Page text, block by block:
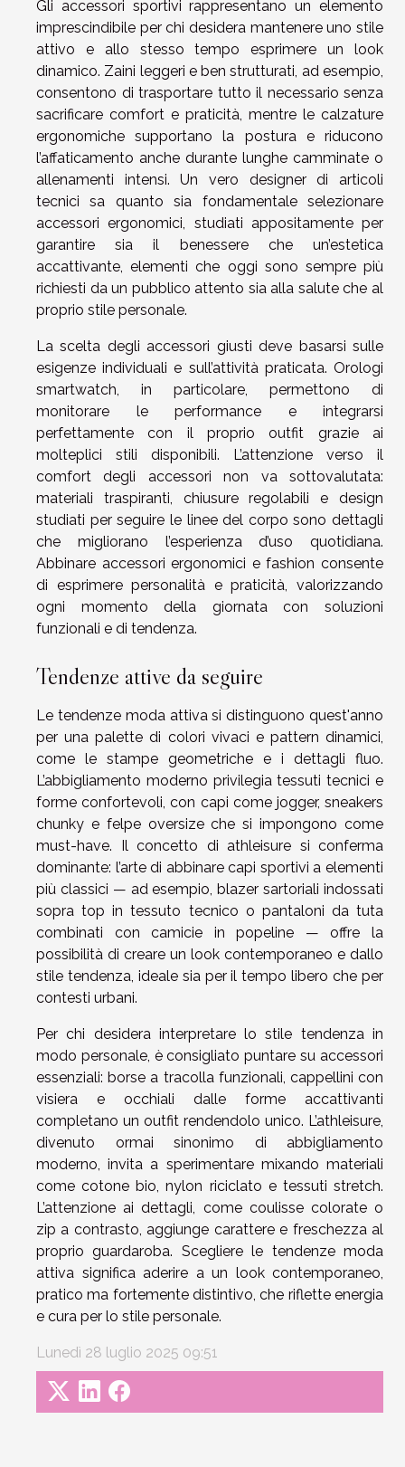
Gli accessori sportivi rappresentano un elemento
imprescindibile per chi desidera mantenere uno stile
attivo e allo stesso tempo esprimere un look
dinamico. Zaini leggeri e ben strutturati, ad esempio,
consentono di trasportare tutto il necessario senza
sacrificare comfort e praticità, mentre le calzature
ergonomiche supportano la postura e riducono
l’affaticamento anche durante lunghe camminate o
allenamenti intensi. Un vero designer di articoli
tecnici sa quanto sia fondamentale selezionare
accessori ergonomici, studiati appositamente per
garantire sia il benessere che un’estetica
accattivante, elementi che oggi sono sempre più
richiesti da un pubblico attento sia alla salute che al
proprio stile personale.
La scelta degli accessori giusti deve basarsi sulle
esigenze individuali e sull’attività praticata. Orologi
smartwatch, in particolare, permettono di
monitorare le performance e integrarsi
perfettamente con il proprio outfit grazie ai
molteplici stili disponibili. L’attenzione verso il
comfort degli accessori non va sottovalutata:
materiali traspiranti, chiusure regolabili e design
studiati per seguire le linee del corpo sono dettagli
che migliorano l’esperienza d’uso quotidiana.
Abbinare accessori ergonomici e fashion consente
di esprimere personalità e praticità, valorizzando
ogni momento della giornata con soluzioni
funzionali e di tendenza.
Tendenze attive da seguire
Le tendenze moda attiva si distinguono quest'anno
per una palette di colori vivaci e pattern dinamici,
come le stampe geometriche e i dettagli fluo.
L’abbigliamento moderno privilegia tessuti tecnici e
forme confortevoli, con capi come jogger, sneakers
chunky e felpe oversize che si impongono come
must-have. Il concetto di athleisure si conferma
dominante: l’arte di abbinare capi sportivi a elementi
più classici — ad esempio, blazer sartoriali indossati
sopra top in tessuto tecnico o pantaloni da tuta
combinati con camicie in popeline — offre la
possibilità di creare un look contemporaneo e dallo
stile tendenza, ideale sia per il tempo libero che per
contesti urbani.
Per chi desidera interpretare lo stile tendenza in
modo personale, è consigliato puntare su accessori
essenziali: borse a tracolla funzionali, cappellini con
visiera e occhiali dalle forme accattivanti
completano un outfit rendendolo unico. L’athleisure,
divenuto ormai sinonimo di abbigliamento
moderno, invita a sperimentare mixando materiali
come cotone bio, nylon riciclato e tessuti stretch.
L’attenzione ai dettagli, come coulisse colorate o
zip a contrasto, aggiunge carattere e freschezza al
proprio guardaroba. Scegliere le tendenze moda
attiva significa aderire a un look contemporaneo,
pratico ma fortemente distintivo, che riflette energia
e cura per lo stile personale.
Lunedì 28 luglio 2025 09:51